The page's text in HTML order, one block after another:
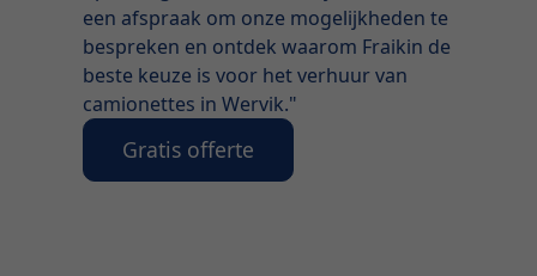
een afspraak om onze mogelijkheden te
bespreken en ontdek waarom Fraikin de
beste keuze is voor het verhuur van
camionettes in Wervik."
Gratis offerte